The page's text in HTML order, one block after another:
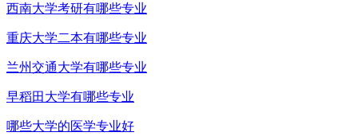
西南大学考研有哪些专业
重庆大学二本有哪些专业
兰州交通大学有哪些专业
早稻田大学有哪些专业
哪些大学的医学专业好